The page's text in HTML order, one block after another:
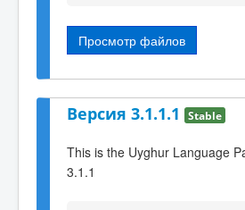
Просмотр файлов
Версия 3.1.1.1 Stable
This is the Uyghur Language
3.1.1